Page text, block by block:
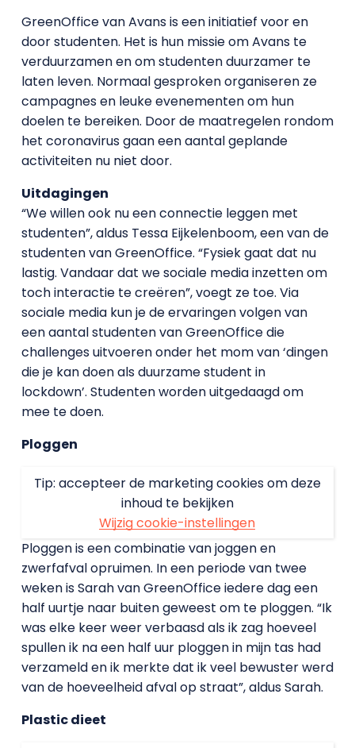
GreenOffice van Avans is een initiatief voor en
door studenten. Het is hun missie om Avans te
verduurzamen en om studenten duurzamer te
laten leven. Normaal gesproken organiseren ze
campagnes en leuke evenementen om hun
doelen te bereiken. Door de maatregelen rondom
het coronavirus gaan een aantal geplande
activiteiten nu niet door.
Uitdagingen
“We willen ook nu een connectie leggen met
studenten”, aldus Tessa Eijkelenboom, een van de
studenten van GreenOffice. “Fysiek gaat dat nu
lastig. Vandaar dat we sociale media inzetten om
toch interactie te creëren”, voegt ze toe. Via
sociale media kun je de ervaringen volgen van
een aantal studenten van GreenOffice die
challenges uitvoeren onder het mom van ‘dingen
die je kan doen als duurzame student in
lockdown’. Studenten worden uitgedaagd om
mee te doen.
Ploggen
Tip: accepteer de marketing cookies om deze
inhoud te bekijken
Wijzig cookie-instellingen
Ploggen is een combinatie van joggen en
zwerfafval opruimen. In een periode van twee
weken is Sarah van GreenOffice iedere dag een
half uurtje naar buiten geweest om te ploggen. “Ik
was elke keer weer verbaasd als ik zag hoeveel
spullen ik na een half uur ploggen in mijn tas had
verzameld en ik merkte dat ik veel bewuster werd
van de hoeveelheid afval op straat”, aldus Sarah.
Plastic dieet